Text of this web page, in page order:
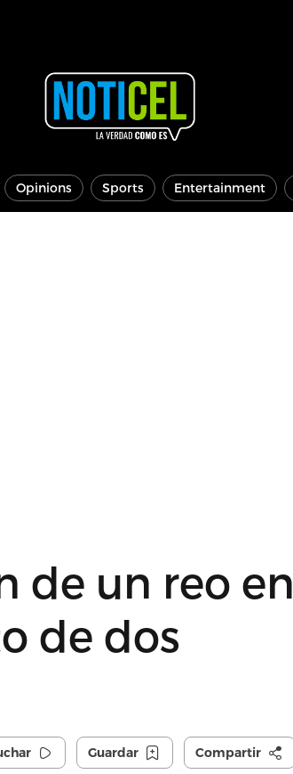
Opinions Sports Entertainment
de un reo en
de dos
Guardar Compartir